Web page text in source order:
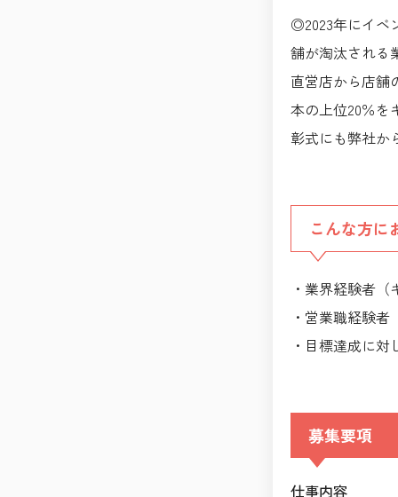
◎2023年にイベ
舗が淘汰される
直営店から店舗
本の上位20％を
彰式にも弊社
こんな方に
・業界経験者
・営業職経験
・目標達成に
募集要項
仕事内容